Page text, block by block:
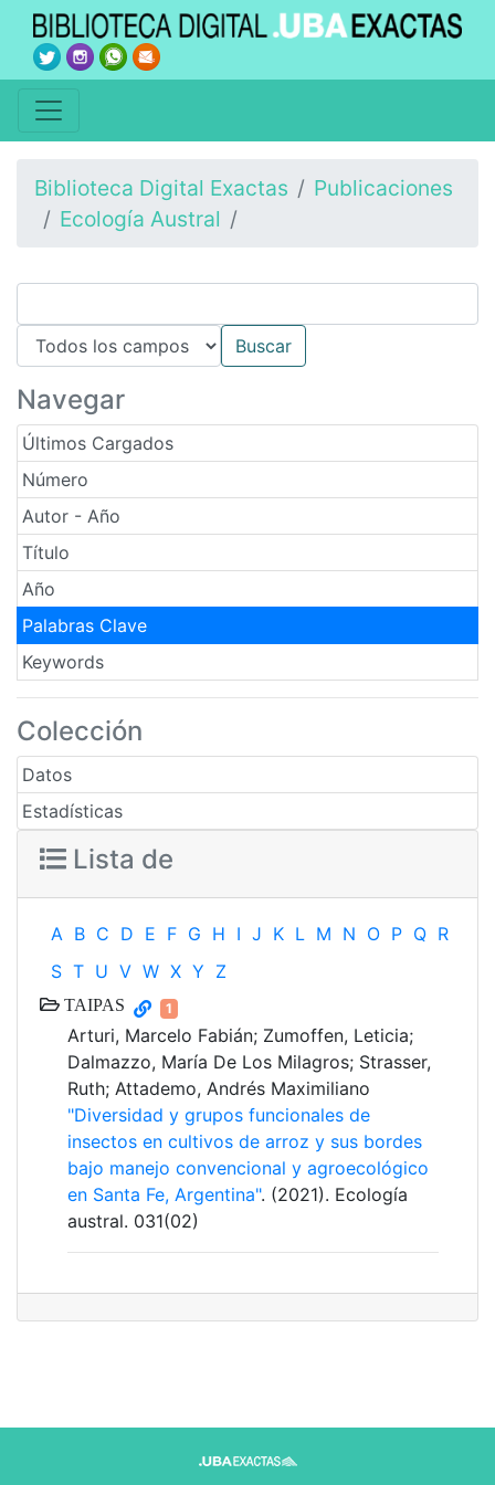
Biblioteca Digital Exactas
Publicaciones
Ecología Austral
Navegar
Últimos Cargados
Número
Autor - Año
Título
Año
Palabras Clave
Keywords
Colección
Datos
Estadísticas
Lista de
A B C D E F G H I J K L M N O P Q R
S T U V W X Y Z
TAIPAS 1
Arturi, Marcelo Fabián; Zumoffen, Leticia;
Dalmazzo, María De Los Milagros; Strasser,
Ruth; Attademo, Andrés Maximiliano
"Diversidad y grupos funcionales de
insectos en cultivos de arroz y sus bordes
bajo manejo convencional y agroecológico
en Santa Fe, Argentina". (2021). Ecología
austral. 031(02)